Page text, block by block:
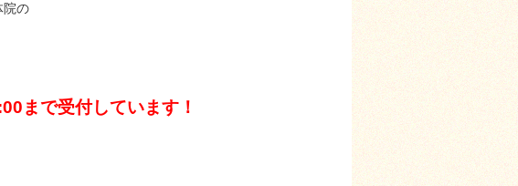
院の
まで受付しています！